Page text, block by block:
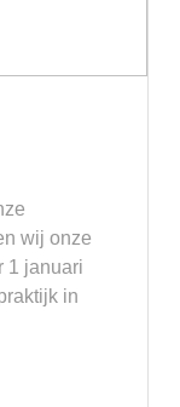
wij onze
1 januari
in